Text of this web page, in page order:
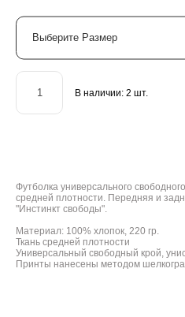
Выберите Размер
В наличии: 2 шт.
Футболка универсального
средней плотности. Передняя и
"Инстинкт свободы".
Материал: 100% хлопок, 220 гр.
Ткань средней плотности
Универсальный свободный крой,
Принты нанесены методом